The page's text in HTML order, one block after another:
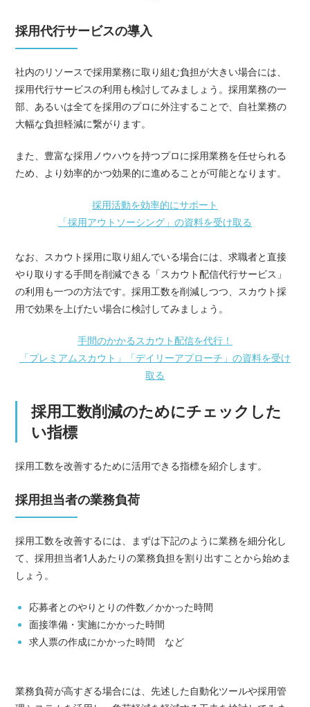
採用代行サービスの導入
社内のリソースで採用業務に取り組む負担が大きい場合には、
採用代行サービスの利用も検討してみましょう。採用業務の一
部、あるいは全てを採用のプロに外注することで、自社業務の
大幅な負担軽減に繋がります。
また、豊富な採用ノウハウを持つプロに採用業務を任せられる
ため、より効率的かつ効果的に進めることが可能となります。
採用活動を効率的にサポート
「採用アウトソーシング」の資料を受け取る
なお、スカウト採用に取り組んでいる場合には、求職者と直接
やり取りする手間を削減できる「スカウト配信代行サービス」
の利用も一つの方法です。採用工数を削減しつつ、スカウト採
用で効果を上げたい場合に検討してみましょう。
手間のかかるスカウト配信を代行！
「プレミアムスカウト」「デイリーアプローチ」の資料を受け
取る
採用工数削減のためにチェックした
い指標
採用工数を改善するために活用できる指標を紹介します。
採用担当者の業務負荷
採用工数を改善するには、まずは下記のように業務を細分化し
て、採用担当者1人あたりの業務負担を割り出すことから始めま
しょう。
応募者とのやりとりの件数／かかった時間
面接準備・実施にかかった時間
求人票の作成にかかった時間 など
業務負荷が高すぎる場合には、先述した自動化ツールや採用管